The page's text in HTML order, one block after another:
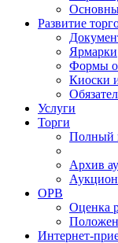
Развитие
Ярмарки
Формы
Киоски
Услуги
Торги
Полный
Архив
ОРВ
Оценка
Интернет-